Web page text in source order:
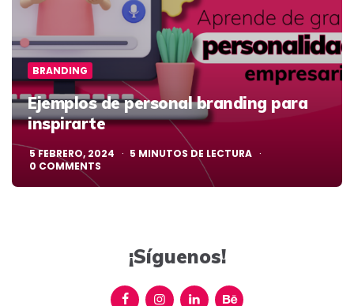
BRANDING
Ejemplos de personal branding para
inspirarte
5 FEBRERO, 2024 5 MINUTOS DE LECTURA
0 COMMENTS
¡Síguenos!